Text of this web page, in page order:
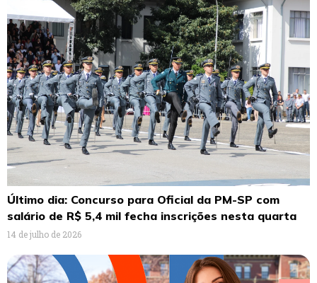
Último dia: Concurso para Oficial da PM-SP com
salário de R$ 5,4 mil fecha inscrições nesta quarta
14 de julho de 2026